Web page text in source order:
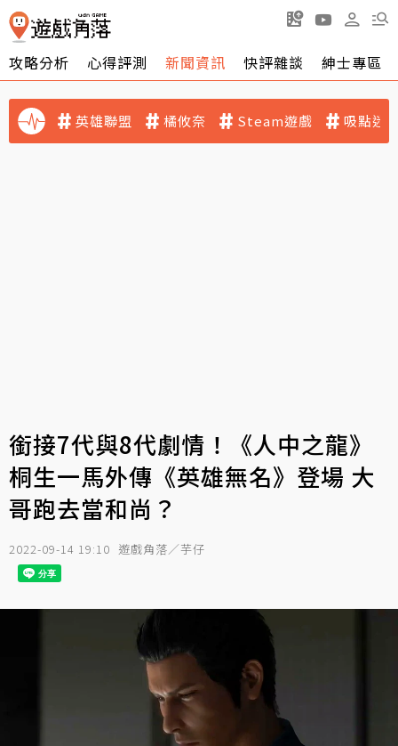
攻略分析 心得評測 新聞資訊 快評雜談 紳士專區
英雄聯盟 橘攸奈 Steam遊戲 吸點迷
銜接7代與8代劇情！《人中之龍》
桐生一馬外傳《英雄無名》登場 大
哥跑去當和尚？
2022-09-14 19:10 遊戲角落／芋仔